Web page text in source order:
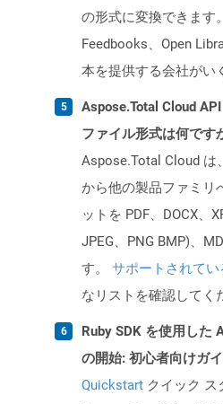
の形式に変換できます
Feedbooks、Open
本を提供する会社がい
Aspose.Total Cloud
ファイル形式は何です
Aspose.Total Cloud は
から他の製品ファミリ
ットを PDF、DOCX、
JPEG、PNG BMP)、
す。 サポートされて
なリストを確認してく
Ruby SDK を使用した
の開始: 初心者向けガ
Quickstart クイック ス